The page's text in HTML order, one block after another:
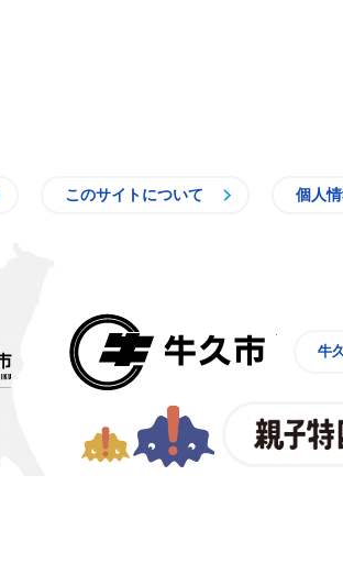
このサイトについて 個人
牛